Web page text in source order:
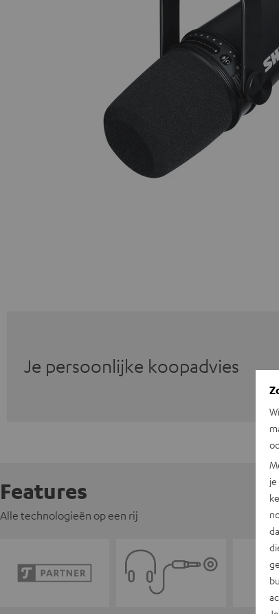
Je persoonlijke koopadvies
Features
Alle technologieën op een rij